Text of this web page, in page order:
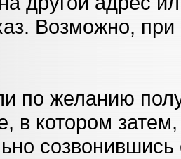
Возможно,
по желанию
в котором